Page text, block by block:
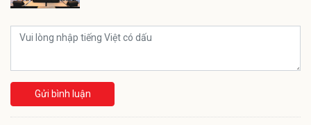
Gửi bình luận